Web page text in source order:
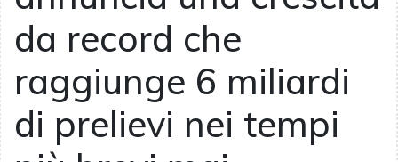
da record che
raggiunge 6 miliardi
di prelievi nei tempi